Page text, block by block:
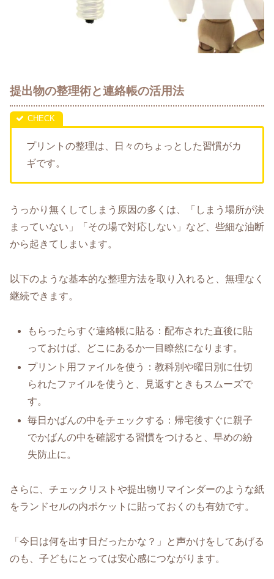
提出物の整理術と連絡帳の活用法
プリントの整理は、日々のちょっとした習慣がカ
ギです。
うっかり無くしてしまう原因の多くは、「しまう場所が決
まっていない」「その場で対応しない」など、些細な油断
から起きてしまいます。
以下のような基本的な整理方法を取り入れると、無理なく
継続できます。
もらったらすぐ連絡帳に貼る：配布された直後に貼
っておけば、どこにあるか一目瞭然になります。
プリント用ファイルを使う：教科別や曜日別に仕切
られたファイルを使うと、見返すときもスムーズで
す。
毎日かばんの中をチェックする：帰宅後すぐに親子
でかばんの中を確認する習慣をつけると、早めの紛
失防止に。
さらに、チェックリストや提出物リマインダーのような紙
をランドセルの内ポケットに貼っておくのも有効です。
「今日は何を出す日だったかな？」と声かけをしてあげる
のも、子どもにとっては安心感につながります。